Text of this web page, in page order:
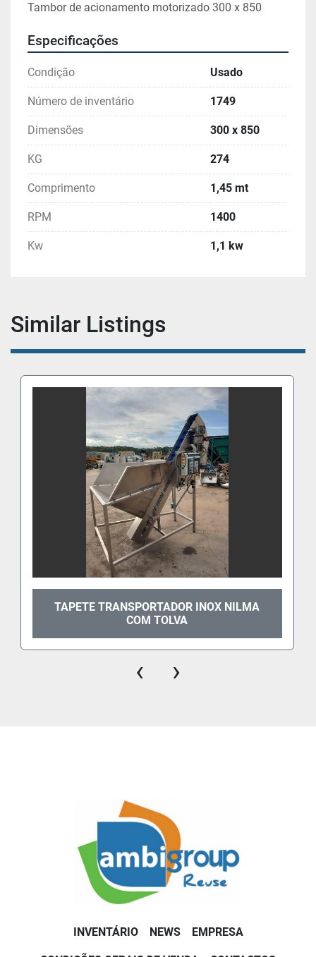
Tambor de acionamento motorizado 300 x 850
Especificações
Condição Usado
Número de inventário 1749
Dimensões 300 x 850
KG 274
Comprimento 1,45 mt
RPM 1400
Kw 1,1 kw
Similar Listings
TAPETE TRANSPORTADOR INOX NILMA
COM TOLVA
‹ ›
INVENTÁRIO NEWS EMPRESA